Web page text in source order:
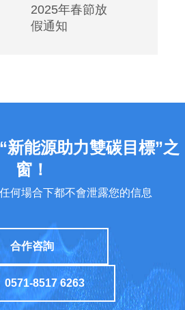
2025年春節放
假通知
新能源助力雙碳目標”之
窗！
何場合下都不會泄露您的信息
合作咨詢
0571-8517 6263